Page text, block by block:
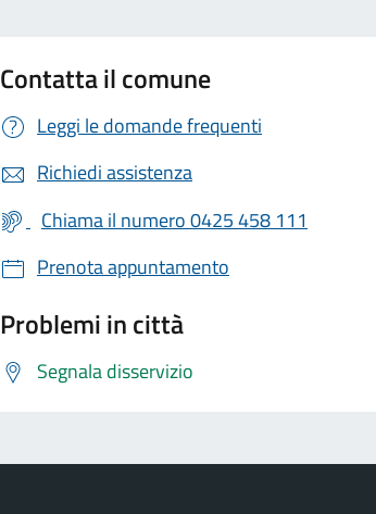
Contatta il comune
Leggi le domande frequenti
Richiedi assistenza
Chiama il numero 0425 458 111
Prenota appuntamento
Problemi in città
Segnala disservizio